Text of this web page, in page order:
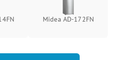
Midea AD-172FN